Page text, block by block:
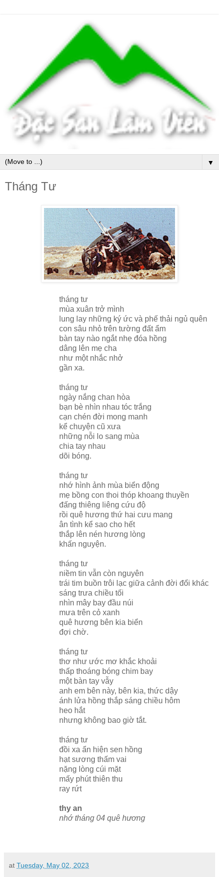
▼
Tháng Tư
tháng tư
mùa xuân trở mình
lung lay những ký ức và phế thải ngủ quên
con sâu nhỏ trên tường đất ẩm
bàn tay nào ngắt nhẹ đóa hồng
dâng lên mẹ cha
như một nhắc nhở
gần xa.
tháng tư
ngày nắng chan hòa
bạn bè nhìn nhau tóc trắng
cạn chén đời mong manh
kể chuyện cũ xưa
những nỗi lo sang mùa
chia tay nhau
dõi bóng.
tháng tư
nhớ hình ảnh mùa biển động
mẹ bồng con thoi thóp khoang thuyền
đấng thiêng liêng cứu độ
rồi quê hương thứ hai cưu mang
ân tình kể sao cho hết
thắp lên nén hương lòng
khấn nguyện.
tháng tư
niềm tin vẫn còn nguyên
trái tim buồn trôi lạc giữa cảnh đời đổi khác
sáng trưa chiều tối
nhìn mây bay đầu núi
mưa trên cỏ xanh
quê hương bên kia biển
đợi chờ.
tháng tư
thơ như ước mơ khắc khoải
thấp thoáng bóng chim bay
một bàn tay vẫy
anh em bên này, bên kia, thức dậy
ánh lửa hồng thắp sáng chiều hôm
heo hắt
nhưng không bao giờ tắt.
tháng tư
đồi xa ẩn hiện sen hồng
hạt sương thấm vai
nặng lòng cúi mặt
mấy phút thiên thu
ray rứt
thy an
nhớ tháng 04 quê hương
at Tuesday, May 02, 2023